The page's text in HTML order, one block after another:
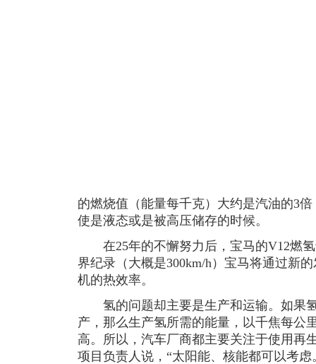
的燃烧值（能量每千克）大约是汽油的3
使是液态或是被高压储存的时候。
在25年的不懈努力后，宝马的V12燃氢
界纪录（大概是300km/h）宝马将通过新
机的热效率。
氢的问题却主要是生产和运输。如果
产，那么生产氢所需的能量，以千焦每公
高。所以，汽车厂商都主要关注于使用再
项目负责人说，“太阳能、核能都可以考